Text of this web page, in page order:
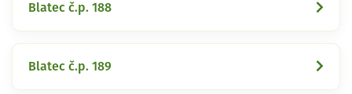
Blatec č.p. 188
Blatec č.p. 189